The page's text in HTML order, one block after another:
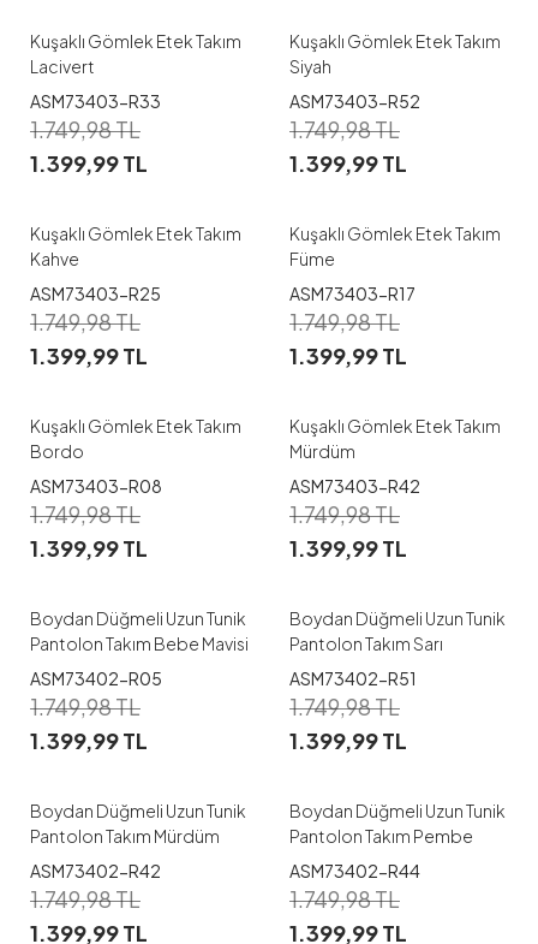
Kuşaklı Gömlek Etek Takım
Lacivert
ASM73403-R33
1.749,98TL
1.399,99TL
Kuşaklı Gömlek Etek Takım
Siyah
ASM73403-R52
1.749,98TL
1.399,99TL
40 42 44
Kuşaklı Gömlek Etek Takım
Kahve
ASM73403-R25
1.749,98TL
1.399,99TL
38 40 42
48
Kuşaklı Gömlek Etek Takım
Füme
ASM73403-R17
1.749,98TL
1.399,99TL
38 40 42
48
Kuşaklı Gömlek Etek Takım
Bordo
ASM73403-R08
1.749,98TL
1.399,99TL
38 40
Kuşaklı Gömlek Etek Takım
Mürdüm
ASM73403-R42
1.749,98TL
1.399,99TL
40
Boydan Düğmeli Uzun Tunik
Pantolon Takım Bebe Mavisi
ASM73402-R05
1.749,98TL
1.399,99TL
38 40 42
Boydan Düğmeli Uzun Tunik
Pantolon Takım Sarı
ASM73402-R51
1.749,98TL
1.399,99TL
42
Boydan Düğmeli Uzun Tunik
Pantolon Takım Mürdüm
ASM73402-R42
1.749,98TL
1.399,99TL
38 40 42
Boydan Düğmeli Uzun Tunik
Pantolon Takım Pembe
ASM73402-R44
1.749,98TL
1.399,99TL